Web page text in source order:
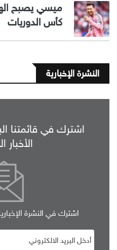
ميسي يصبح
كأس الدوريات
النشرة الإخبارية
اشترك في قائمتنا
الأخبار
اشترك في النشرة